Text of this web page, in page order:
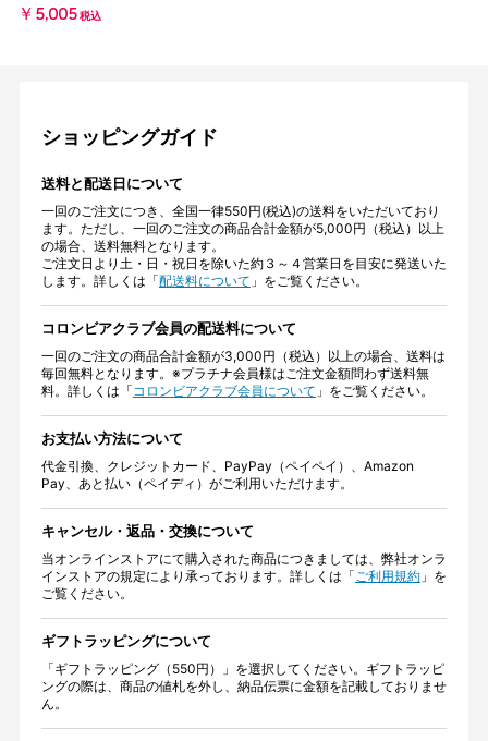
￥5,005 税込
ショッピングガイド
送料と配送日について
一回のご注文につき、全国一律550円(税込)の送料をいただいており
ます。ただし、一回のご注文の商品合計金額が5,000円（税込）以上
の場合、送料無料となります。
ご注文日より土・日・祝日を除いた約３～４営業日を目安に発送いた
します。詳しくは「配送料について 」をご覧ください。
コロンビアクラブ会員の配送料について
一回のご注文の商品合計金額が3,000円（税込）以上の場合、送料は
毎回無料となります。※プラチナ会員様はご注文金額問わず送料無
料。詳しくは「コロンビアクラブ会員について 」をご覧ください。
お支払い方法について
代金引換、クレジットカード、PayPay（ペイペイ）、Amazon
Pay、あと払い（ペイディ）がご利用いただけます。
キャンセル・返品・交換について
当オンラインストアにて購入された商品につきましては、弊社オンラ
インストアの規定により承っております。詳しくは「ご利用規約」を
ご覧ください。
ギフトラッピングについて
「ギフトラッピング（550円）」を選択してください。ギフトラッピ
ングの際は、商品の値札を外し、納品伝票に金額を記載しておりませ
ん。